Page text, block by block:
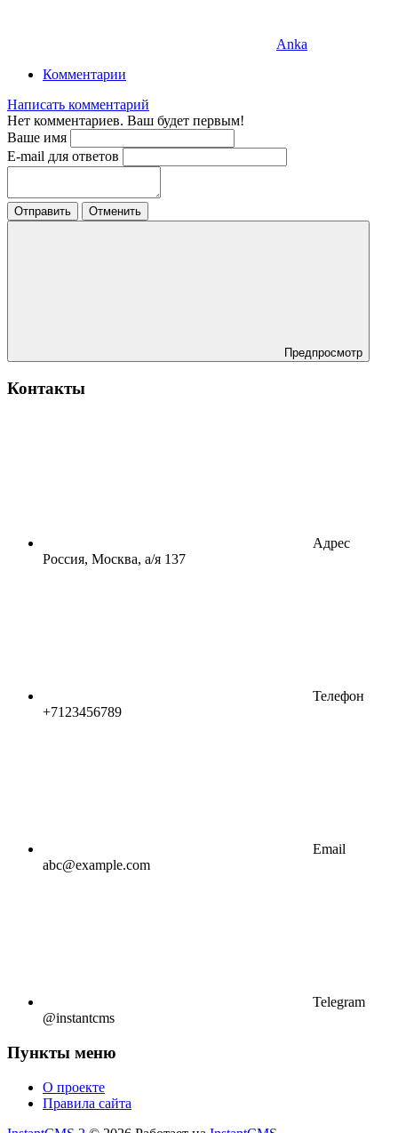
Anka
Комментарии
Написать комментарий
Нет комментариев. Ваш будет первым!
Ваше имя
E-mail для ответов
Отправить Отменить
Предпросмотр
Контакты
Адрес
Россия, Москва, а/я 137
Телефон
+7123456789
Email
abc@example.com
Telegram
@instantcms
Пункты меню
О проекте
Правила сайта